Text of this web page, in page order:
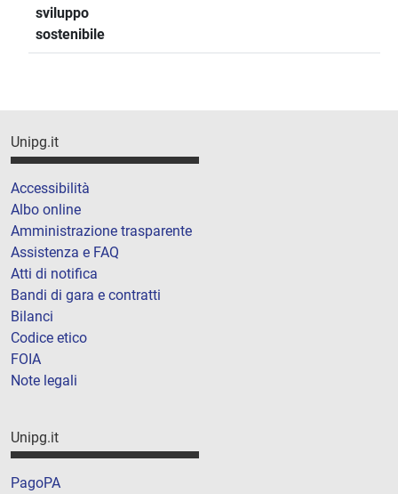
sviluppo
sostenibile
Unipg.it
Accessibilità
Albo online
Amministrazione trasparente
Assistenza e FAQ
Atti di notifica
Bandi di gara e contratti
Bilanci
Codice etico
FOIA
Note legali
Unipg.it
PagoPA